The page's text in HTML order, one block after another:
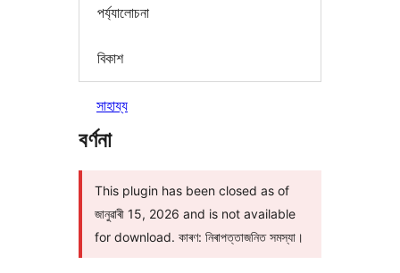
পৰ্য্যালোচনা
বিকাশ
সাহায্য
বৰ্ণনা
This plugin has been closed as of
জানুৱাৰী 15, 2026 and is not available
for download. কাৰণ: নিৰাপত্তাজনিত সমস্যা।